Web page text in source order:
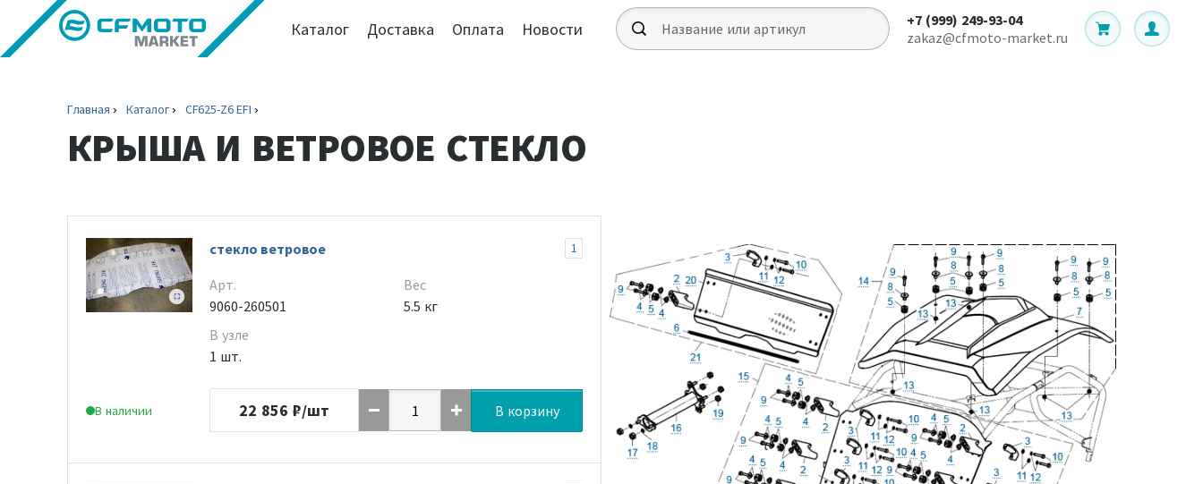
Каталог Доставка Оплата Новости
+7 (999) 249-93-04
zakaz@cfmoto-market.ru
Главная Каталог CF625-Z6 EFI
КРЫША И ВЕТРОВОЕ СТЕКЛО
В наличии
стекло ветровое 1
Арт.
9060-260501
В узле
1 шт.
Вес
5.5 кг
22 856 ₽/шт В корзину